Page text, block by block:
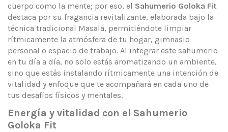
cuerpo como la mente; por eso, el Sahumerio Goloka Fit
destaca por su fragancia revitalizante, elaborada bajo la
técnica tradicional Masala, permitiéndote limpiar
rítmicamente la atmósfera de tu hogar, gimnasio
personal o espacio de trabajo. Al integrar este sahumerio
en tu día a día, no solo estás aromatizando un ambiente,
sino que estás instalando rítmicamente una intención de
vitalidad y enfoque que te acompañará en cada uno de
tus desafíos físicos y mentales.
Energía y vitalidad con el Sahumerio
Goloka Fit